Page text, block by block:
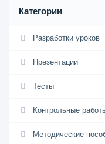
Категории
Разработки уроков
Презентации
Тесты
Контрольные
Методические